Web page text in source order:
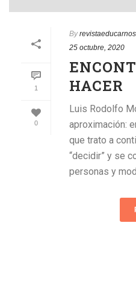
1
0
By revistaeducarnos
25 octubre, 2020
HACER
Luis Rodolfo
aproximación:
que trato a
“decidir” y se
personas y